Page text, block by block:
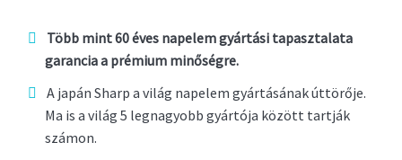
Több mint 60 éves napelem gyártási tapasztalata
garancia a prémium minőségre.
A japán Sharp a világ napelem gyártásának úttörője.
Ma is a világ 5 legnagyobb gyártója között tartják
számon.